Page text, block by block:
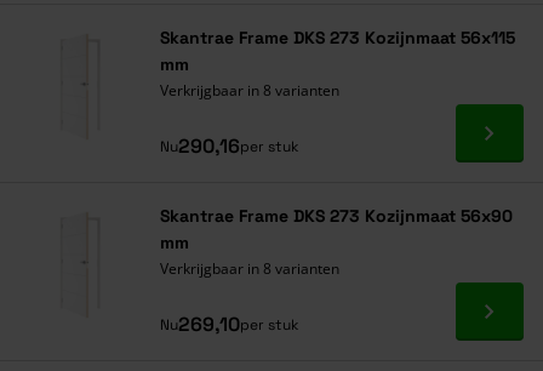
Skantrae Frame DKS 273 Kozijnmaat 56x115
mm
Verkrijgbaar in 8 varianten
Nu290,16per stuk Ga
Skantrae Frame DKS 273 Kozijnmaat 56x90
mm
Verkrijgbaar in 8 varianten
Nu269,10per stuk Ga